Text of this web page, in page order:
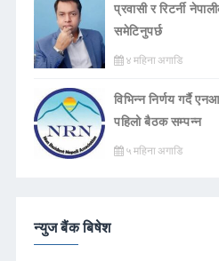
प्रवासी र रिटर्नी
समेटिनुपर्छ
४ महिना अगाडि
विभिन्न निर्णय गर्दै
पहिलो बैठक सम्पन्न
५ महिना अगाडि
न्युज बैंक बिषेश